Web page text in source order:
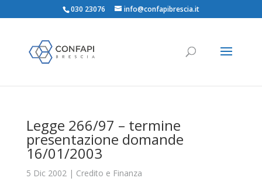
030 23076 info@confapibrescia.it
Legge 266/97 – termine
presentazione domande
16/01/2003
5 Dic 2002| Credito e Finanza